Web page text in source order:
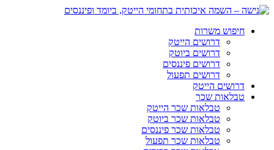
חיפוש משרות
דרושים הייטק
דרושים ביוטק
דרושים פיננסים
דרושים תפעול
דרושים הייטק
טבלאות שכר
טבלאות שכר הייטק
טבלאות שכר ביוטק
טבלאות שכר פיננסים
טבלאות שכר תפעול